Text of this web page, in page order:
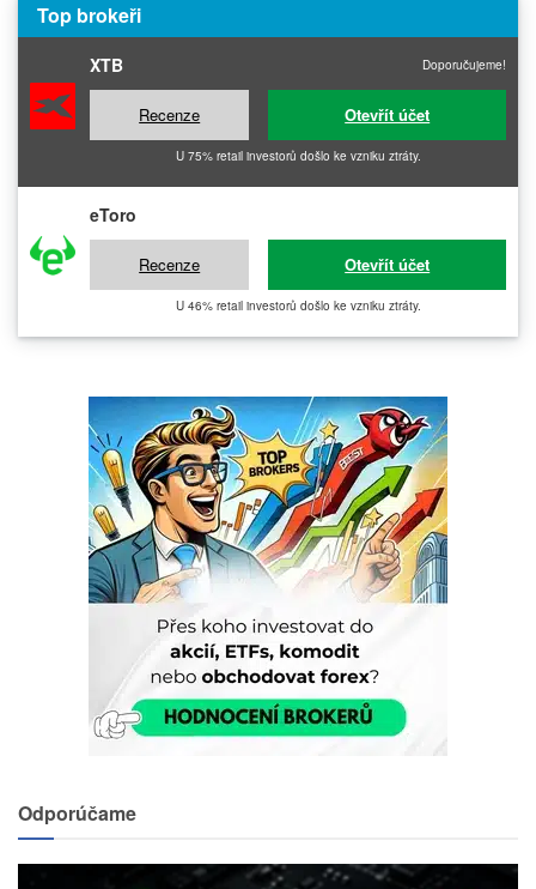
Top brokeři
XTB Doporučujeme!
Recenze Otevřít účet
U 75% retail investorů došlo ke vzniku ztráty.
eToro
Recenze Otevřít účet
U 46% retail investorů došlo ke vzniku ztráty.
Odporúčame